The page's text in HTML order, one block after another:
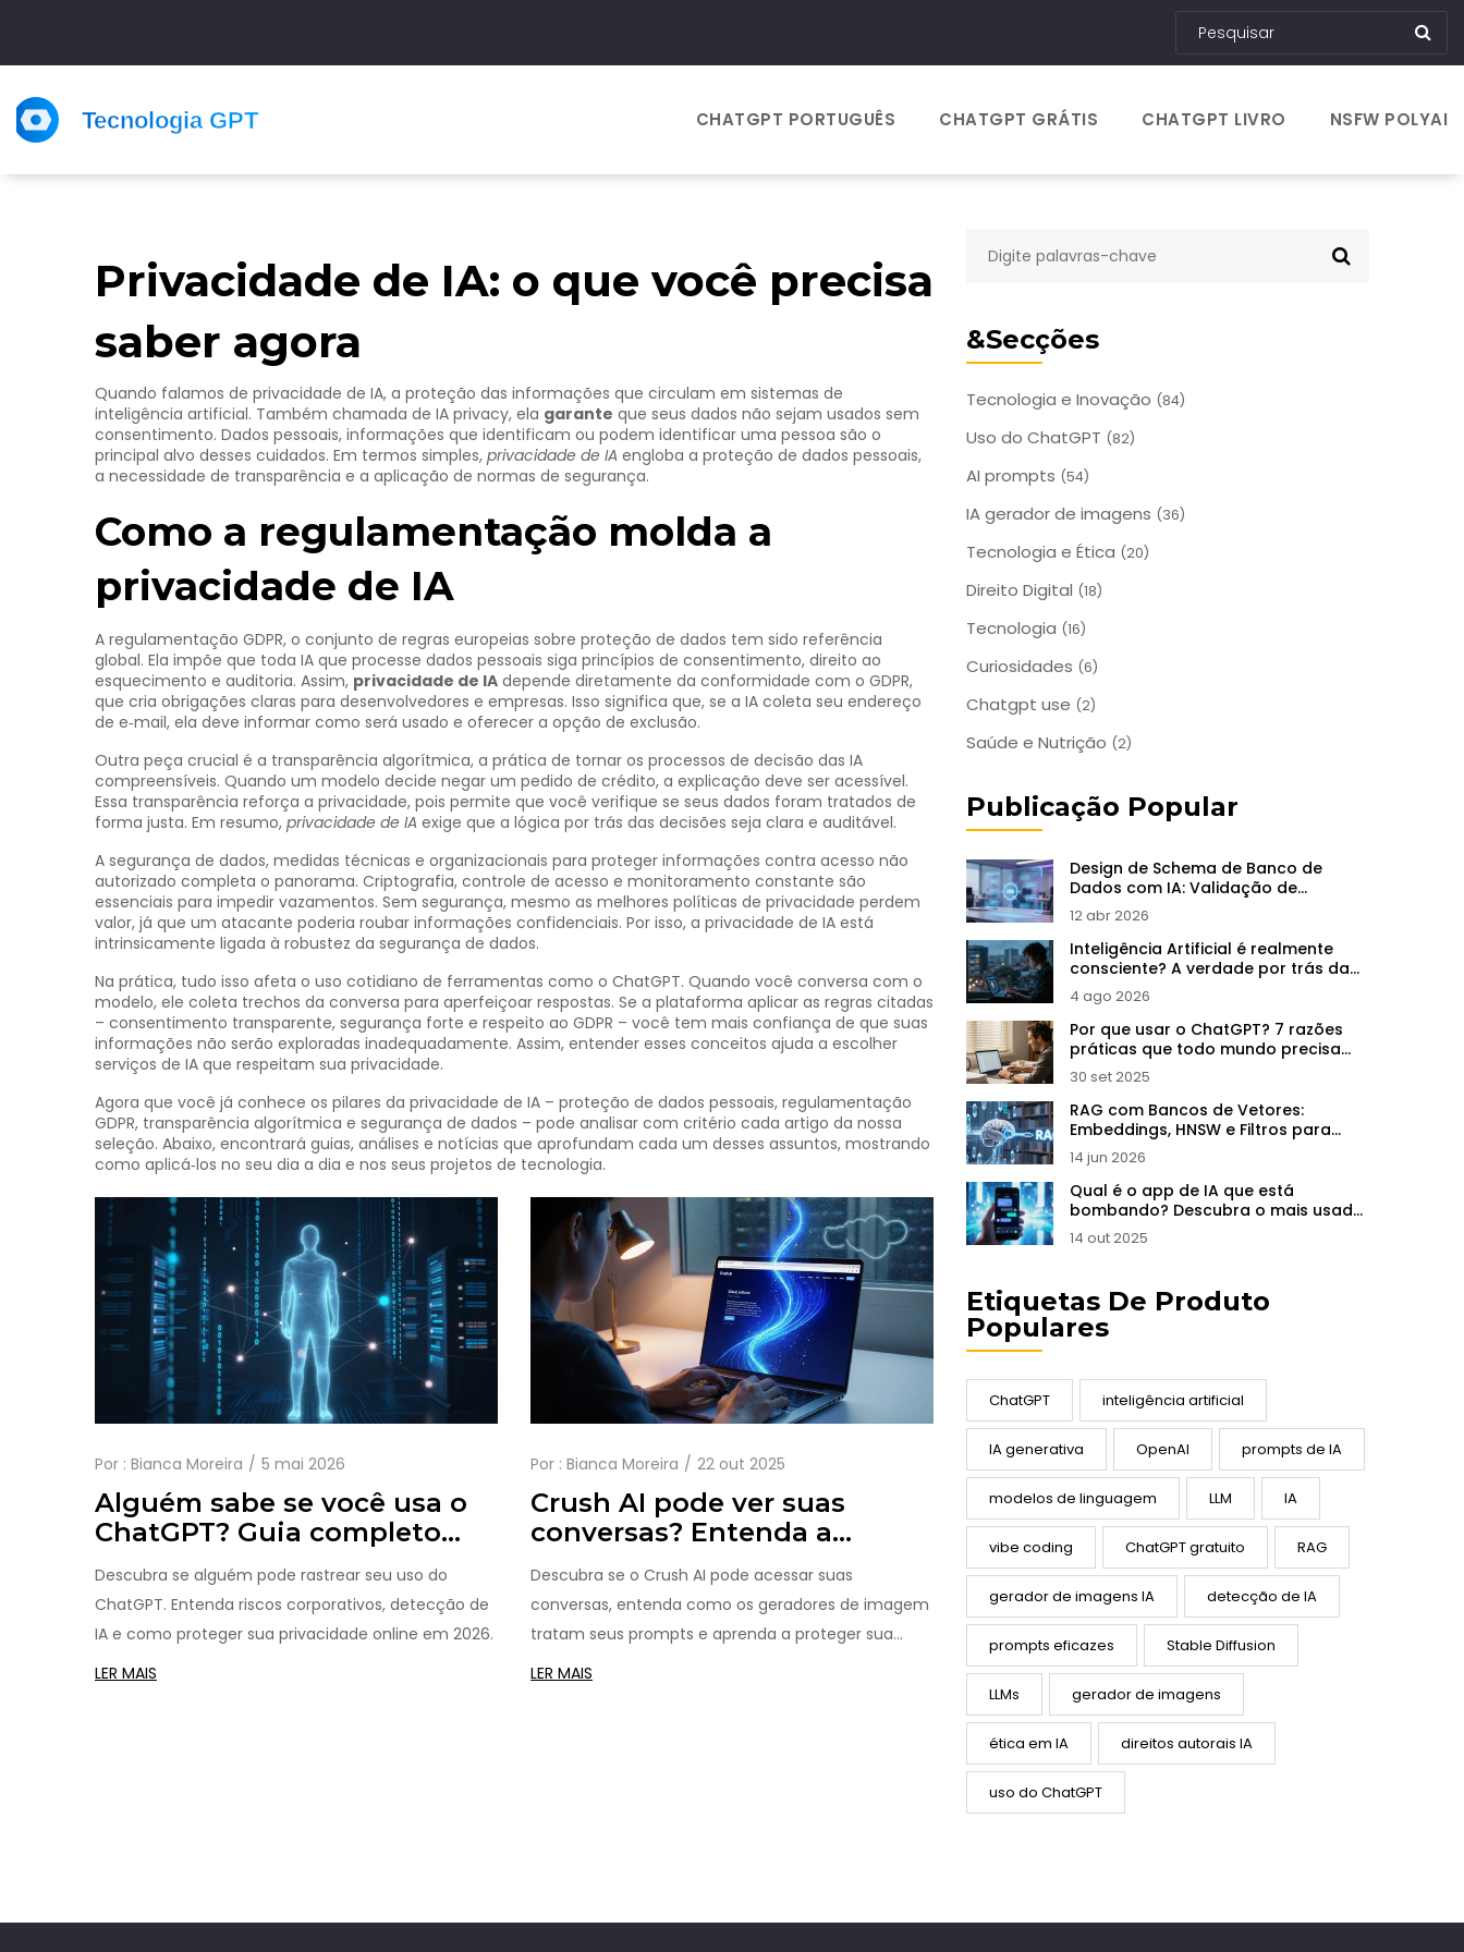
CHATGPT PORTUGUÊS CHATGPT GRÁTIS CHATGPT LIVRO NSFW POLYAI
&Secções
Tecnologia e Inovação (84)
Uso do ChatGPT (82)
AI prompts (54)
IA gerador de imagens (36)
Tecnologia e Ética (20)
Direito Digital (18)
Tecnologia (16)
Curiosidades (6)
Chatgpt use (2)
Saúde e Nutrição (2)
Publicação Popular
Design de Schema de Banco de
Dados com IA: Validação de
Modelos e Migrações
12 abr 2026
Inteligência Artificial é realmente
consciente? A verdade por trás da
ilusão
4 ago 2026
Por que usar o ChatGPT? 7 razões
práticas que todo mundo precisa
saber
30 set 2025
RAG com Bancos de Vetores:
Embeddings, HNSW e Filtros para
Reduzir Alucinações
14 jun 2026
Qual é o app de IA que está
bombando? Descubra o mais usado
para prompts
14 out 2025
Etiquetas De Produto
Populares
ChatGPT inteligência artificial
IA generativa OpenAI prompts de IA
modelos de linguagem LLM IA
vibe coding ChatGPT gratuito RAG
gerador de imagens IA detecção de IA
prompts eficazes Stable Diffusion
LLMs gerador de imagens
ética em IA direitos autorais IA
uso do ChatGPT
Privacidade de IA: o que você precisa
saber agora
Quando falamos de privacidade de IA, a proteção das informações que circulam em sistemas de
inteligência artificial. Também chamada de IA privacy, ela garante que seus dados não sejam usados sem
consentimento. Dados pessoais, informações que identificam ou podem identificar uma pessoa são o
principal alvo desses cuidados. Em termos simples, privacidade de IA engloba a proteção de dados pessoais,
a necessidade de transparência e a aplicação de normas de segurança.
Como a regulamentação molda a
privacidade de IA
A regulamentação GDPR, o conjunto de regras europeias sobre proteção de dados tem sido referência
global. Ela impõe que toda IA que processe dados pessoais siga princípios de consentimento, direito ao
esquecimento e auditoria. Assim, privacidade de IA depende diretamente da conformidade com o GDPR,
que cria obrigações claras para desenvolvedores e empresas. Isso significa que, se a IA coleta seu endereço
de e‑mail, ela deve informar como será usado e oferecer a opção de exclusão.
Outra peça crucial é a transparência algorítmica, a prática de tornar os processos de decisão das IA
compreensíveis. Quando um modelo decide negar um pedido de crédito, a explicação deve ser acessível.
Essa transparência reforça a privacidade, pois permite que você verifique se seus dados foram tratados de
forma justa. Em resumo, privacidade de IA exige que a lógica por trás das decisões seja clara e auditável.
A segurança de dados, medidas técnicas e organizacionais para proteger informações contra acesso não
autorizado completa o panorama. Criptografia, controle de acesso e monitoramento constante são
essenciais para impedir vazamentos. Sem segurança, mesmo as melhores políticas de privacidade perdem
valor, já que um atacante poderia roubar informações confidenciais. Por isso, a privacidade de IA está
intrinsicamente ligada à robustez da segurança de dados.
Na prática, tudo isso afeta o uso cotidiano de ferramentas como o ChatGPT. Quando você conversa com o
modelo, ele coleta trechos da conversa para aperfeiçoar respostas. Se a plataforma aplicar as regras citadas
– consentimento transparente, segurança forte e respeito ao GDPR – você tem mais confiança de que suas
informações não serão exploradas inadequadamente. Assim, entender esses conceitos ajuda a escolher
serviços de IA que respeitam sua privacidade.
Agora que você já conhece os pilares da privacidade de IA – proteção de dados pessoais, regulamentação
GDPR, transparência algorítmica e segurança de dados – pode analisar com critério cada artigo da nossa
seleção. Abaixo, encontrará guias, análises e notícias que aprofundam cada um desses assuntos, mostrando
como aplicá‑los no seu dia a dia e nos seus projetos de tecnologia.
Por : Bianca Moreira 5 mai 2026
Alguém sabe se você usa o
ChatGPT? Guia completo
sobre rastreamento e
privacidade
Descubra se alguém pode rastrear seu uso do
ChatGPT. Entenda riscos corporativos, detecção de
IA e como proteger sua privacidade online em 2026.
LER MAIS
Por : Bianca Moreira 22 out 2025
Crush AI pode ver suas
conversas? Entenda a
privacidade dos geradores
de imagens
Descubra se o Crush AI pode acessar suas
conversas, entenda como os geradores de imagem
tratam seus prompts e aprenda a proteger sua
privacidade.
LER MAIS